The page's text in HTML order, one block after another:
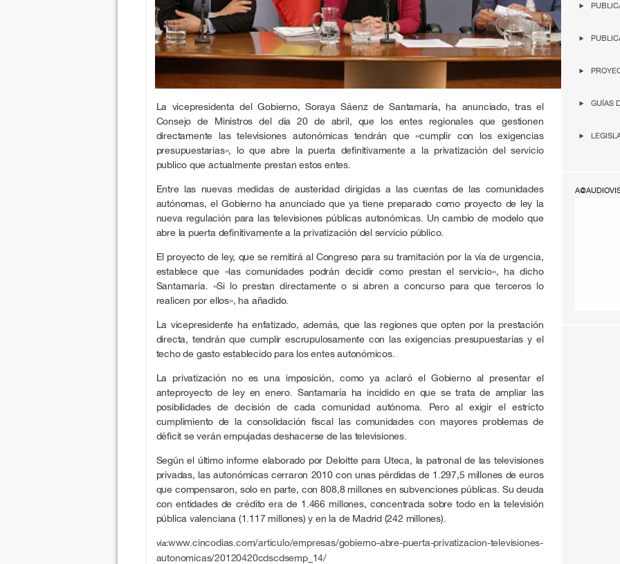
GUÍAS
La vicepresidenta del Gobierno, Soraya Sáenz de Santamaría, ha anunciado, tras el
Consejo de Ministros del día 20 de abril, que los entes regionales que gestionen
directamente las televisiones autonómicas tendrán que «cumplir con los exigencias
presupuestarias», lo que abre la puerta definitivamente a la privatización del servicio
publico que actualmente prestan estos entes.
Entre las nuevas medidas de austeridad dirigidas a las cuentas de las comunidades
autónomas, el Gobierno ha anunciado que ya tiene preparado como proyecto de ley la
nueva regulación para las televisiones públicas autonómicas. Un cambio de modelo que
abre la puerta definitivamente a la privatización del servicio público.
El proyecto de ley, que se remitirá al Congreso para su tramitación por la vía de urgencia,
establece que «las comunidades podrán decidir como prestan el servicio», ha dicho
Santamaría. «Si lo prestan directamente o si abren a concurso para que terceros lo
realicen por ellos», ha añadido.
La vicepresidente ha enfatizado, además, que las regiones que opten por la prestación
directa, tendrán que cumplir escrupulosamente con las exigencias presupuestarias y el
techo de gasto establecido para los entes autonómicos.
La privatización no es una imposición, como ya aclaró el Gobierno al presentar el
anteproyecto de ley en enero. Santamaría ha incidido en que se trata de ampliar las
posibilidades de decisión de cada comunidad autónoma. Pero al exigir el estricto
cumplimiento de la consolidación fiscal las comunidades con mayores problemas de
déficit se verán empujadas deshacerse de las televisiones.
Según el último informe elaborado por Deloitte para Uteca, la patronal de las televisiones
privadas, las autonómicas cerraron 2010 con unas pérdidas de 1.297,5 millones de euros
que compensaron, solo en parte, con 808,8 millones en subvenciones públicas. Su deuda
con entidades de crédito era de 1.466 millones, concentrada sobre todo en la televisión
pública valenciana (1.117 millones) y en la de Madrid (242 millones).
vía:www.cincodias.com/articulo/empresas/gobierno-abre-puerta-privatizacion-televisiones-
autonomicas/20120420cdscdsemp_14/